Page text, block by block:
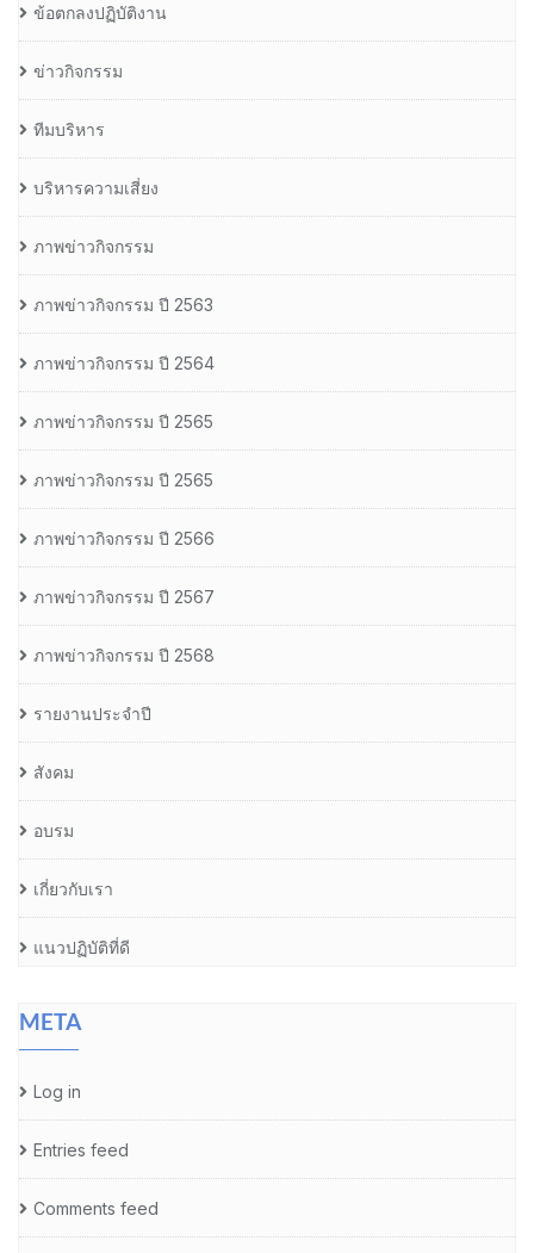
ข้อตกลงปฏิบัติงาน
ข่าวกิจกรรม
ทีมบริหาร
บริหารความเสี่ยง
ภาพข่าวกิจกรรม
ภาพข่าวกิจกรรม ปี 2563
ภาพข่าวกิจกรรม ปี 2564
ภาพข่าวกิจกรรม ปี 2565
ภาพข่าวกิจกรรม ปี 2565
ภาพข่าวกิจกรรม ปี 2566
ภาพข่าวกิจกรรม ปี 2567
ภาพข่าวกิจกรรม ปี 2568
รายงานประจำปี
สังคม
อบรม
เกี่ยวกับเรา
แนวปฏิบัติที่ดี
META
Log in
Entries feed
Comments feed